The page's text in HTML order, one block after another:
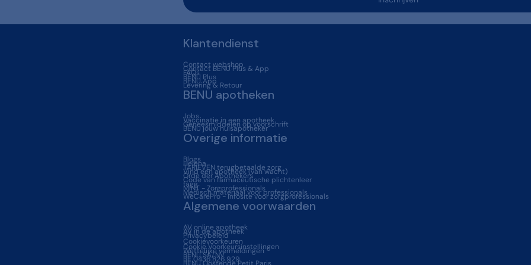
Klantendienst
Contact webshop
Contact BENU Plus & App
FAQs
BENU Plus
BENU App
Levering & Retour
BENU apotheken
Jobs
Vaccinatie in een apotheek
Geneesmiddelen op voorschrift
BENU jouw huisapotheker
Overige informatie
Blogs
Helena
TARIEVEN terugbetaalde zorg
Vind een apotheek (van wacht)
Orde der Apothekers
Code van farmaceutische plichtenleer
fagg
MINT - Zorgprofessionals
Medisch materiaal voor professionals
WeCarePro - Infosite voor zorgprofessionals
Algemene voorwaarden
AV online apotheek
AV in de apotheek
Privacybeleid
Cookievoorkeuren
Cookie Voorkeursinstellingen
Wettelijke vermeldingen
BENU SA/NV
BE 0436.826.929